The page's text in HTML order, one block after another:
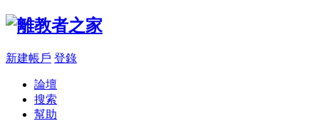
新建帳戶 登錄
論壇
搜索
幫助